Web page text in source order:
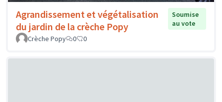
Agrandissement et végétalisation
du jardin de la crèche Popy
Soumise
au vote
Crèche Popy
0 0